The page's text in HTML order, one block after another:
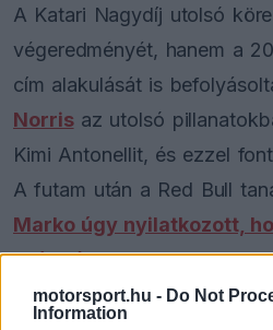
motorsport.hu - Do Not
Information
A Katari Nagydíj utolsó
végeredményét, hanem a
cím alakulását is
Norrisaz utolsó
Kimi Antonellit, és ezzel
A futam után a Red Bull
Marko úgy nyilatkozott,
szándékosan engedte el
kijelentés azonban komoly